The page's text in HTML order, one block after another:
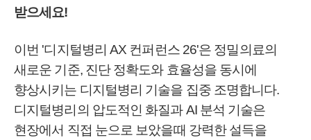
받으세요!
이번 '디지털병리 AX 컨퍼런스 26'은 정밀의료의
새로운 기준, 진단 정확도와 효율성을 동시에
향상시키는 디지털병리 기술을 집중 조명합니다.
디지털병리의 압도적인 화질과 AI 분석 기술은
현장에서 직접 눈으로 보았을때 강력한 설득을